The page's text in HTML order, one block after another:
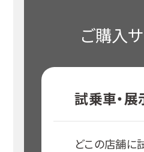
ご購入
試乗車・
どこの店舗に